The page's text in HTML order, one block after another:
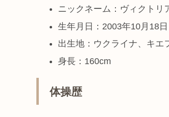
ニックネーム：ヴィクトリ
生年月日：2003年10月18日
出生地：ウクライナ、キエ
身長：160cm
体操歴